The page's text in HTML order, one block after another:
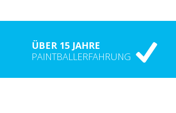
ÜBER 15 JAHRE
PAINTBALLERFAHRUNG